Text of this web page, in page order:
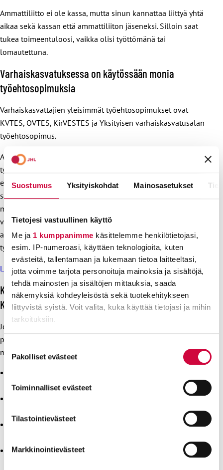
Suostumus Yksityiskohdat Mainosasetukset
Tietojesi vastuullinen käyttö
Me ja 1 kumppanimme käsittelemme henkilötietojasi,
esim. IP-numeroasi, käyttäen teknologioita, kuten
evästeitä, tallentamaan ja lukemaan tietoa laitteeltasi,
jotta voimme tarjota personoituja mainoksia ja sisältöjä,
tehdä mainosten ja sisältöjen mittauksia, saada
näkemyksiä kohdeyleisöstä sekä tuotekehitykseen
liittyvistä syistä. Voit valita, kuka käyttää tietojasi ja mihin
tarkoituksiin.
voit määrittää asetuksesi
. Voit muuttaa
parantavia, ja osaa käytetään tilastointi- tai
valinta
Pakolliset evästeet
Toiminnalliset evästeet
Tilastointievästeet
Markkinointievästeet
Ammattiliitto ei ole kassa, mutta sinun kannattaa liittyä yhtä
aikaa sekä kassan että ammattiliiton jäseneksi. Silloin saat
tukea toimeentuloosi, vaikka olisi työttömänä tai
lomautettuna.
Varhaiskasvatuksessa on käytössään monia
työehtosopimuksia
Varhaiskasvattajien yleisimmät työehtosopimukset ovat
KVTES, OVTES, KirVESTES ja Yksityisen varhaiskasvatusalan
työehtosopimus.
Ammattiliitto JHL:n tärkein tehtävä on neuvotella jäsenilleen
työehdot. Työ- ja virkaehtosopimuksissa päätetään
esimerkiksi palkka, työaika, oikeus vuosilomaan ja
sairausajan palkkaan. Työehtosopimus määräytyy sen
mukaan, mitä sopimusta työnantajasi noudattaa. Työehdot
vaihtelevat työehtosopimuksen mukaan. Tarkista siis, miten
asiasta mahdollisesti on sovittu juuri sinun
työsopimuksessasi.
Linkki työsopimuksiin.
Kunnallisen varhaiskasvatuksen työehdot sanelee
KVTES
Jos työpaikkasi on kunnan tai kaupungin ylläpitämä
päiväkoti tai muu kunnallinen varhaiskasvatus, työehtosi
määrittelee KVTES.
työvuoroluetteloa muuttaa miten halutaan?
Minkälaisiin taukoihin ja ruokailuun sinulla on oikeus
Miten kunnallisissa päiväkodeissa tulisi toimia
Mistä palkanosista kunnallisen päiväkodin työntekijän